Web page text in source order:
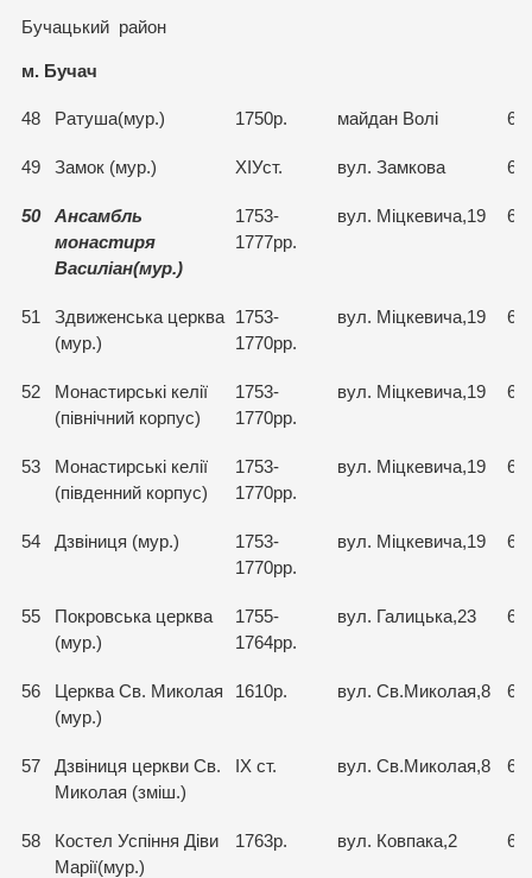
Бучацький район
м. Бучач
48 Ратуша(мур.) 1750р. майдан Волі
49 Замок (мур.) ХІУст. вул. Замкова
50
Ансамбль
монастиря
Василіан(мур.)
1753-
1777рр.
вул. Міцкевича,19
51
Здвиженська церква
(мур.)
1753-
1770рр.
вул. Міцкевича,19
52
Монастирські келії
(північний корпус)
1753-
1770рр.
вул. Міцкевича,19
53
Монастирські келії
(південний корпус)
1753-
1770рр.
вул. Міцкевича,19
54 Дзвіниця (мур.)
1753-
1770рр.
вул. Міцкевича,19
55
Покровська церква
(мур.)
1755-
1764рр.
вул. Галицька,23
56
Церква Св. Миколая
(мур.)
1610р. вул. Св.Миколая,8
57
Дзвіниця церкви Св.
Миколая (зміш.)
ІХ ст. вул. Св.Миколая,8
58
Костел Успіння Діви
Марії(мур.)
1763р. вул. Ковпака,2